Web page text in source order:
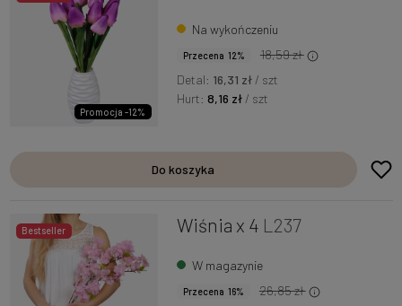
Promocja -12%
Na wykończeniu
Przecena 12%
18,59 zł
Detal: 16,31 zł / szt
Hurt:8,16 zł / szt
Do koszyka
Bestseller Wiśnia x 4 L237
W magazynie
Przecena 16%
26,85 zł